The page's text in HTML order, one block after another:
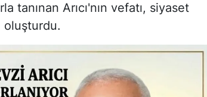
tanınan Arıcı'nın vefatı, siyaset
oluşturdu.